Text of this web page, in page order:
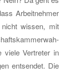
Ar­beit­neh­mer
wis­sen, mit
viele Ver­tre­ter in
ent­sen­det. Die